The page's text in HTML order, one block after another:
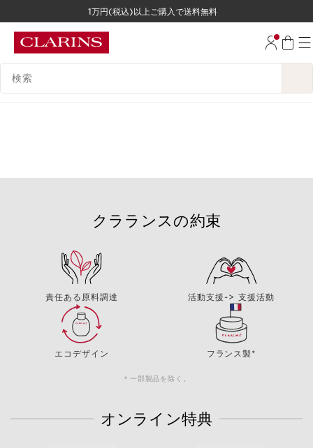
コンテンツへ移動
1万円(税込)以上ご購入で送料無料
検索候補
クラランスの約束
責任ある原料調達 活動支援-> 支援活動
エコデザイン フランス製*
＊一部製品を除く。
オンライン特典